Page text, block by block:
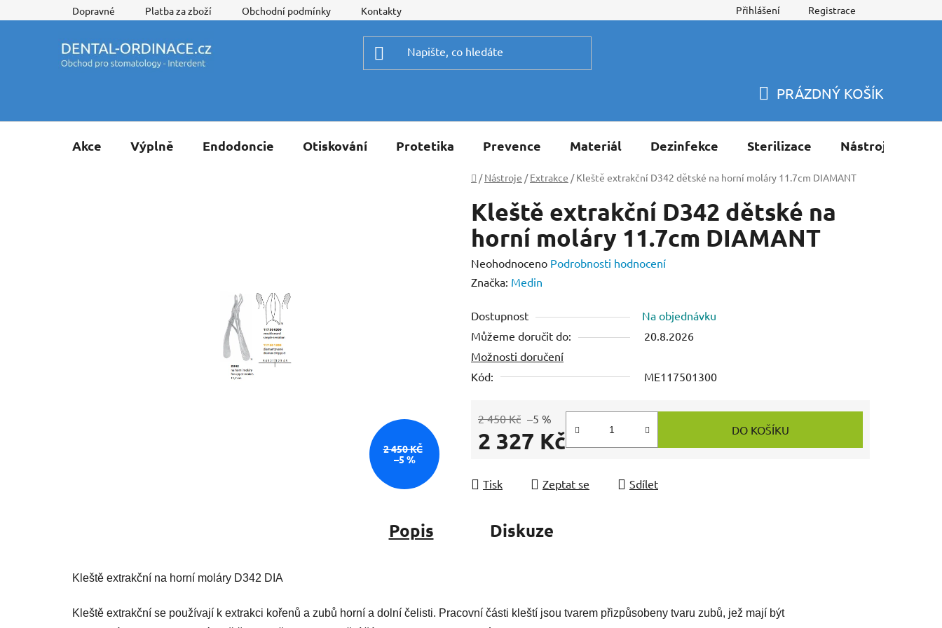
na
Dopravné Platba za zboží Obchodní podmínky Kontakty Přihlášení Registrace
KOŠÍK
PRÁZDNÝ KOŠÍK
Akce Výplně Endodoncie Otiskování Protetika Prevence Materiál Dezinfekce Sterilizace Nástroje
Domů
/ Nástroje / Extrakce / Kleště extrakční D342 dětské na horní moláry 11.7cm DIAMANT
Kleště extrakční D342 dětské na
horní moláry 11.7cm DIAMANT
Průměrné
hodnocení
je
0,0
z
5
Neohodnoceno Podrobnosti hodnocení
Značka: Medin
Dostupnost
Na objednávku
Můžeme doručit do:
20.8.2026
Možnosti doručení
Kód:
ME117501300
2 450 Kč –5 %
2 327 Kč DO KOŠÍKU
Tisk Zeptat se Sdílet
2 450 KČ
–5 %
Popis Diskuze
Kleště extrakční na horní moláry D342 DIA
Kleště extrakční se používají k extrakci kořenů a zubů horní a dolní čelisti. Pracovní části kleští jsou tvarem přizpůsobeny tvaru zubů, jež mají být